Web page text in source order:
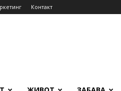
Контакт